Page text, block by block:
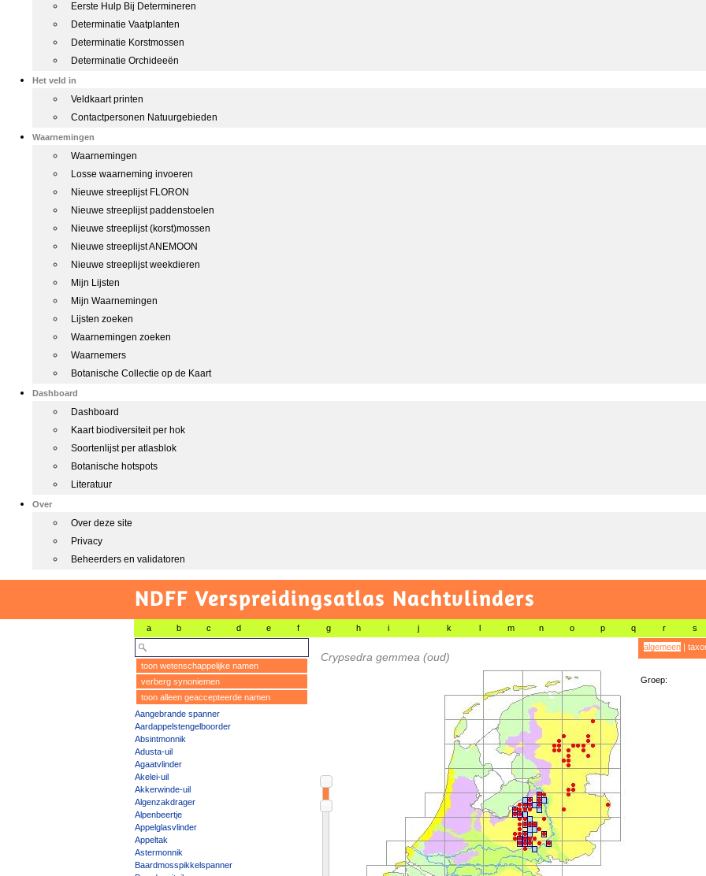
Eerste Hulp Bij Determineren
Determinatie Vaatplanten
Determinatie Korstmossen
Determinatie Orchideeën
Het veld in
Veldkaart printen
Contactpersonen Natuurgebieden
Waarnemingen
Waarnemingen
Losse waarneming invoeren
Nieuwe streeplijst FLORON
Nieuwe streeplijst paddenstoelen
Nieuwe streeplijst (korst)mossen
Nieuwe streeplijst ANEMOON
Nieuwe streeplijst weekdieren
Mijn Lijsten
Mijn Waarnemingen
Lijsten zoeken
Waarnemingen zoeken
Waarnemers
Botanische Collectie op de Kaart
Dashboard
Dashboard
Kaart biodiversiteit per hok
Soortenlijst per atlasblok
Botanische hotspots
Literatuur
Over
Over deze site
Privacy
Beheerders en validatoren
NDFF Verspreidingsatlas Nachtvlinders
a b c d e f g h i j k l m n o p q r s
toon wetenschappelijke namen
verberg synoniemen
toon alleen geaccepteerde namen
Aangebrande spanner
Aardappelstengelboorder
Absintmonnik
Adusta-uil
Agaatvlinder
Akelei-uil
Akkerwinde-uil
Algenzakdrager
Alpenbeertje
Appelglasvlinder
Appeltak
Astermonnik
Baardmosspikkelspanner
Crypsedra gemmea (oud)
algemeen|
Groep: